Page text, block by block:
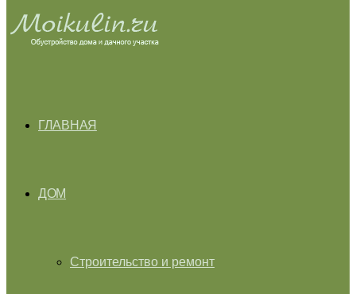
ГЛАВНАЯ
ДОМ
Строительство и ремонт